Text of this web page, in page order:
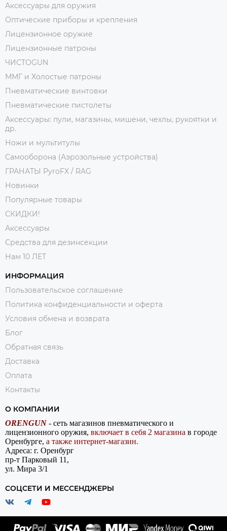
Аксессуары для оружия
Оптические приборы и крепления
Лицензионное оружие
Лицензионные патроны
ЧИСТОGUN
ММГ и Холостые патроны
Пневматические винтовки
Пневматические пистолеты
Аксессуары: пули, магазины, мишени, чехлы, рукоятки и
др.
Ножи и мультитулы
Самооборона (Аэрозольные устройства)
ГРАНАТЫ PyroFX / RAG
Новинки
Популярные товары
СКИДКИ!
Аксессуары
Средства для дезинсекции
Нам 10 ЛЕТ
ИНФОРМАЦИЯ
Пользовательское соглашение
Политика конфиденциальности и оферта
Условия обмена и возврата
Блог
Обратная связь
Доставка
Оплата
Контакты
О КОМПАНИИ
ORENGUN - сеть магазинов пневматического и
лицензионного оружия, включает в себя 2 магазина в городе
Оренбурге, а также интернет-магазин.
Адреса: г. Оренбург
пр-т Парковый 11,
ул. Мира 3/1
СОЦСЕТИ И МЕССЕНДЖЕРЫ